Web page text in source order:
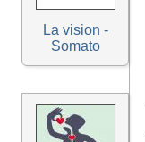
La vision -
Somato